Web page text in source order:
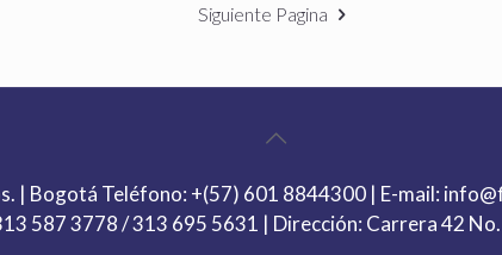
Siguiente Pagina
| Bogotá Teléfono: +(57) 601 8844300 | E-mail:
587 3778/313 695 5631 | Dirección: Carrera 42